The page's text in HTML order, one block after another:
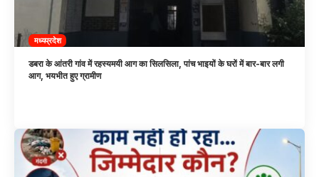
मध्यप्रदेश
डबरा के आंतरी गांव में रहस्यमयी आग का सिलसिला, पांच भाइयों के घरों में बार-बार लगी
आग, भयभीत हुए ग्रामीण